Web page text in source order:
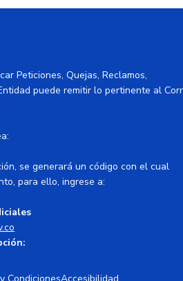
Peticiones, Quejas, Reclamos,
puede remitir lo pertinente al
se generará un código con el cual
para ello, ingrese a: